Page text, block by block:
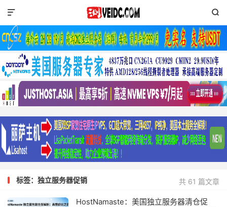


共 61 篇文章
标签：独立服务器促销
HostNamaste：美国独立服务器清仓促